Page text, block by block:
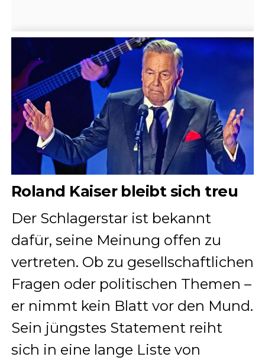
Roland Kaiser bleibt sich treu
Der Schlagerstar ist bekannt
dafür, seine Meinung offen zu
vertreten. Ob zu gesellschaftlichen
Fragen oder politischen Themen –
er nimmt kein Blatt vor den Mund.
Sein jüngstes Statement reiht
sich in eine lange Liste von